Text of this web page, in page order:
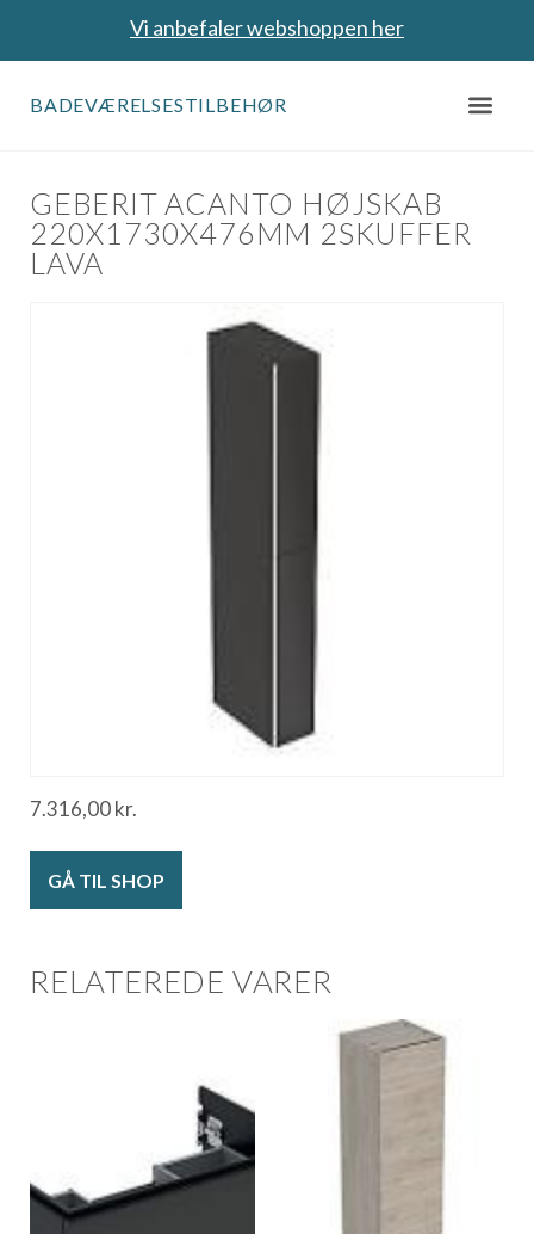
Vi anbefaler webshoppen her
BADEVÆRELSESTILBEHØR
GEBERIT ACANTO HØJSKAB
220X1730X476MM 2SKUFFER
LAVA
7.316,00kr.
GÅ TIL SHOP
RELATEREDE VARER